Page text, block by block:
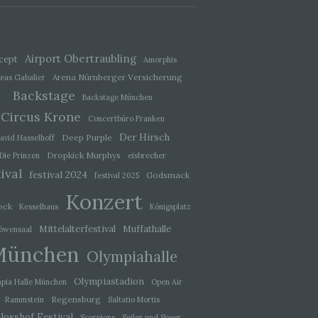
Airport Obertraubling
Amorphis
Gabalier
Arena Nürnberger Versicherung
Backstage Backstage München
Circus Krone
Concertbüro Franken
Hasselhoff
Deep Purple Der Hirsch
Die Prinzen Dropkick Murphys eisbrecher
festival 2024 festival 2025 Godsmack
Kesselhaus Konzert Königsplatz
Mittelalterfestival Muffathalle
Olympiahalle
Halle München Olympiastadion
Open Air
Rammstein
Regensburg Saltatio Mortis